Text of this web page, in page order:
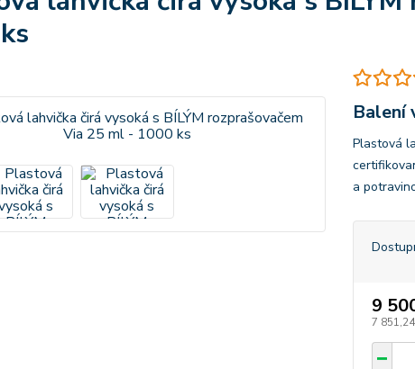
Balení
Plastová
a
9
7